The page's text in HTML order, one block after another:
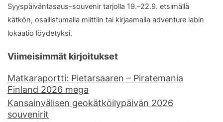
Syyspäiväntasaus-souvenir tarjolla 19.–22.9. etsimällä
kätkön, osallistumalla miittiin tai kirjaamalla adventure labin
lokaatio löydetyksi.
Viimeisimmät kirjoitukset
Matkaraportti: Pietarsaaren – Piratemania
Finland 2026 mega
Kansainvälisen geokätköilypäivän 2026
souvenirit